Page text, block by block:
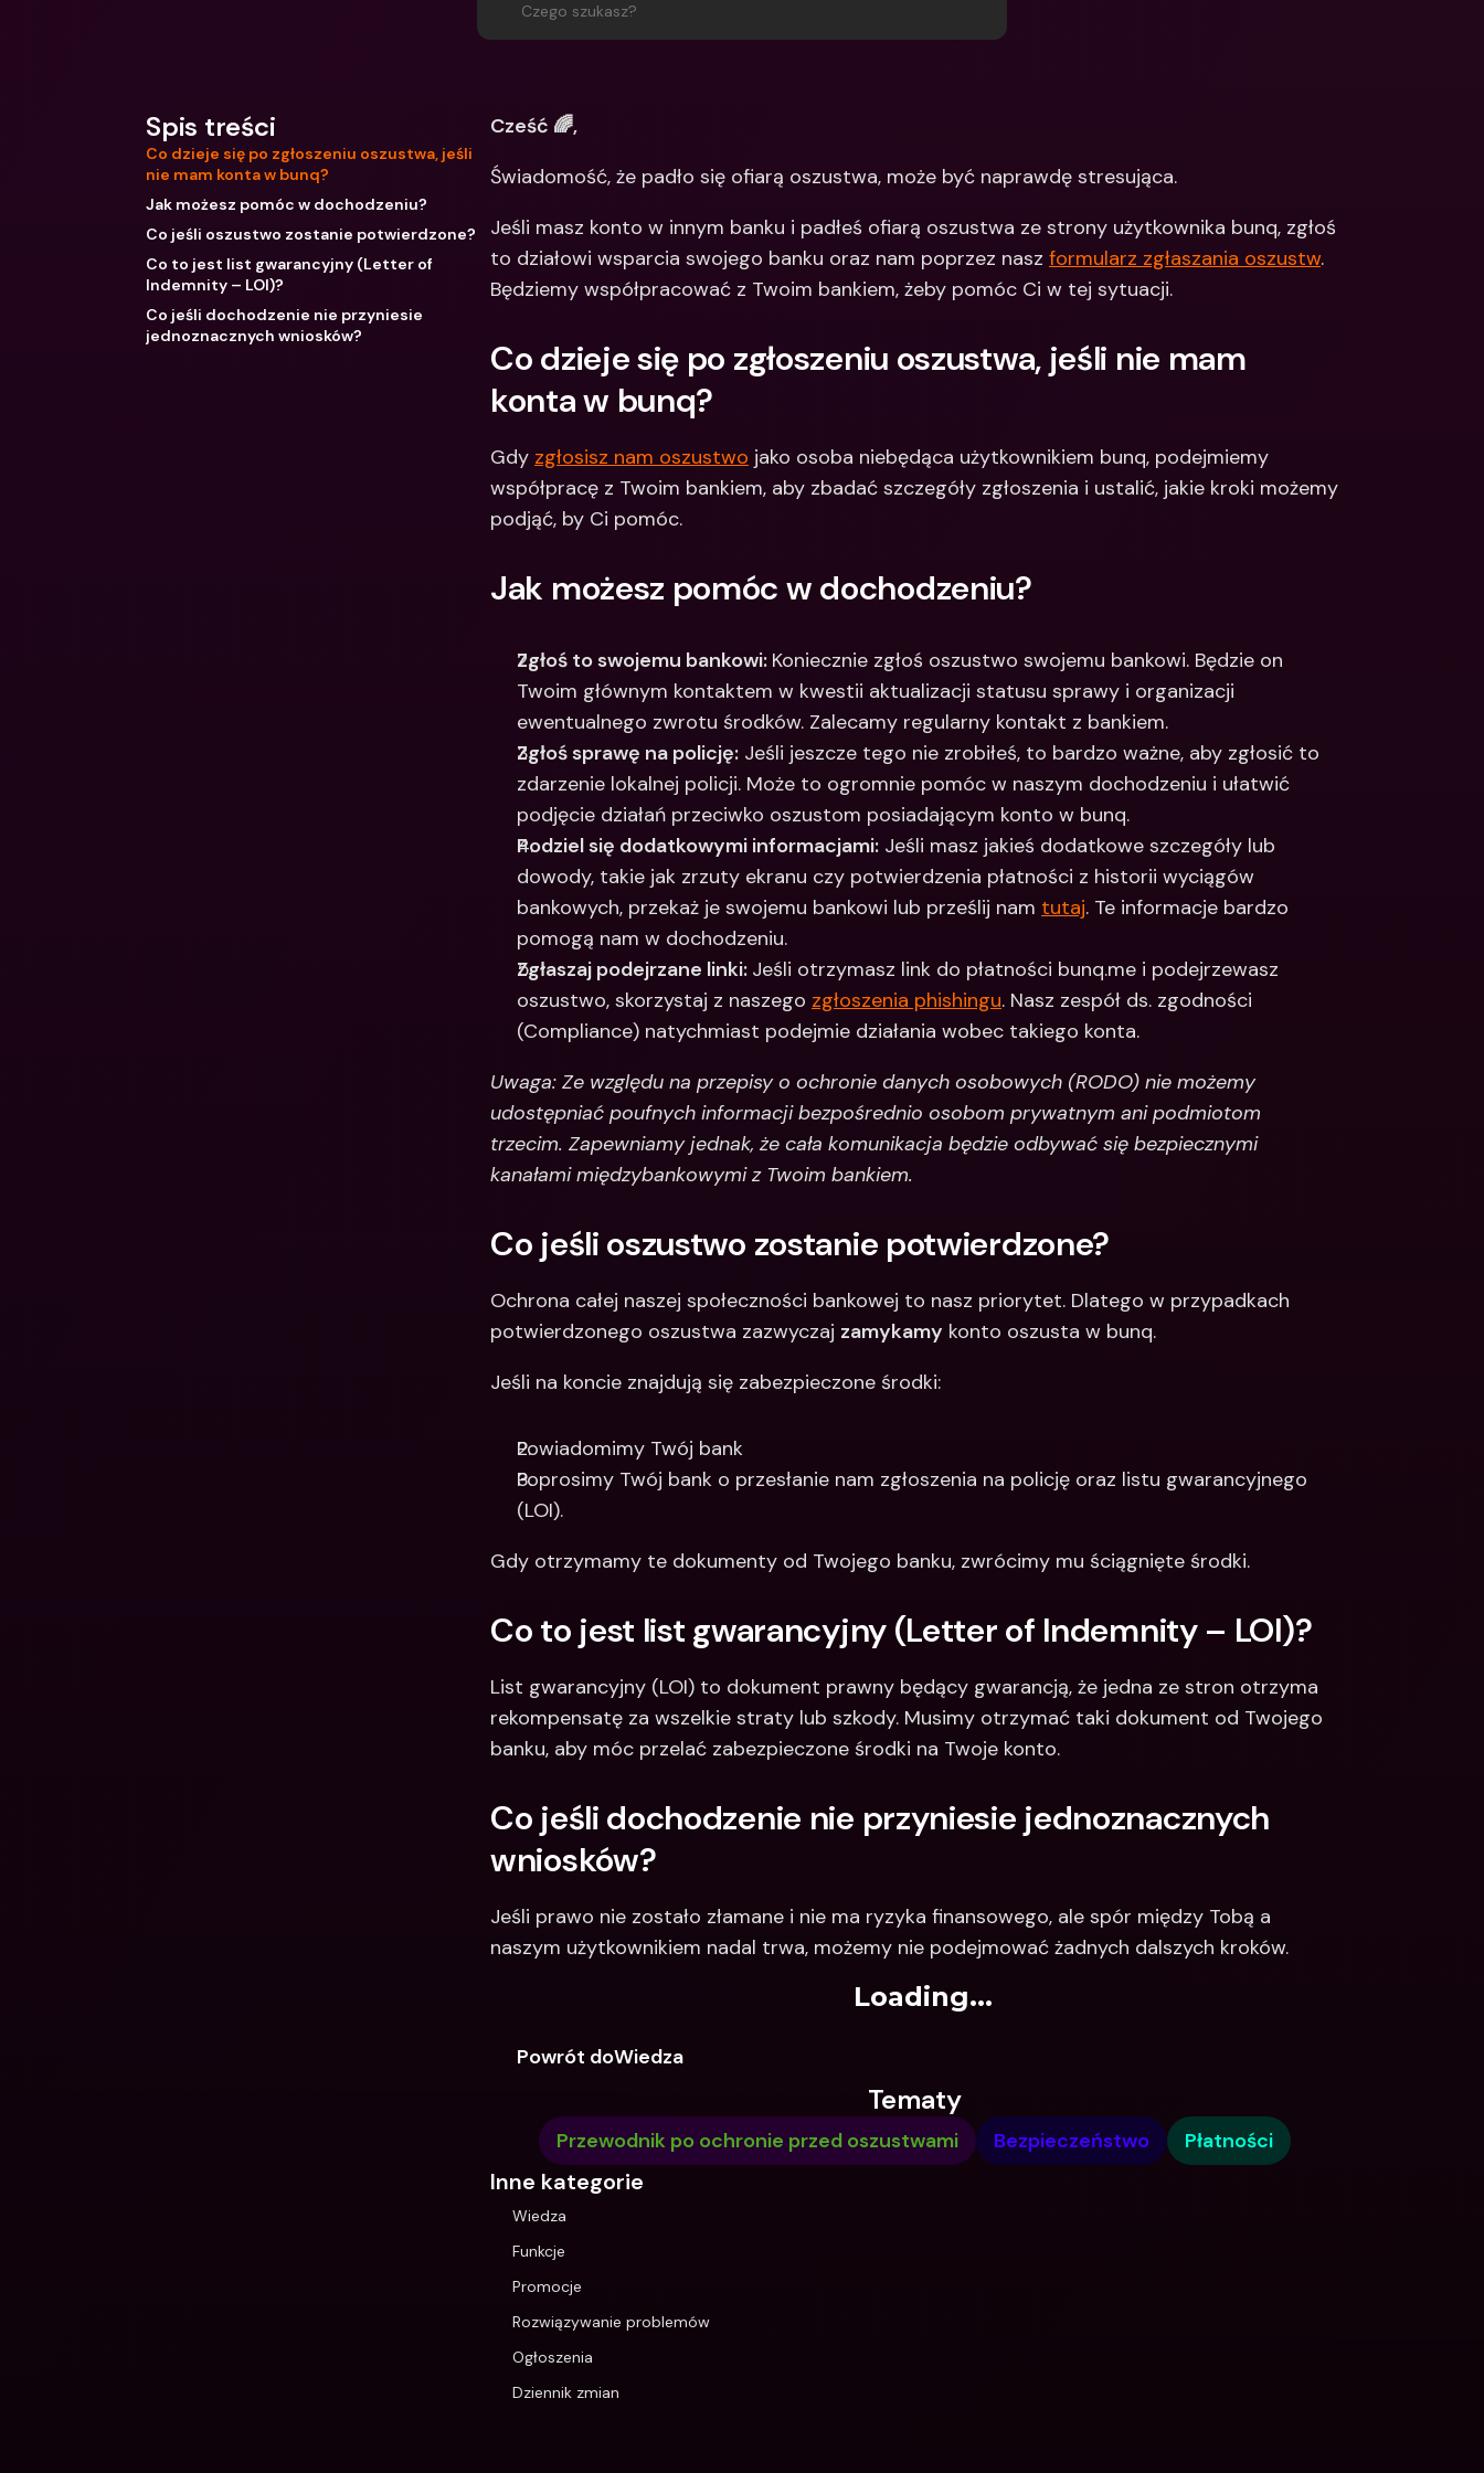
Międzynarodowe konta
Czego szukasz?
Spis treści
Co dzieje się po zgłoszeniu oszustwa, jeśli
nie mam konta w bunq?
Jak możesz pomóc w dochodzeniu?
Co jeśli oszustwo zostanie potwierdzone?
Co to jest list gwarancyjny (Letter of
Indemnity – LOI)?
Co jeśli dochodzenie nie przyniesie
jednoznacznych wniosków?
Cześć 🌈,
Świadomość, że padło się ofiarą oszustwa, może być naprawdę stresująca.
Jeśli masz konto w innym banku i padłeś ofiarą oszustwa ze strony użytkownika bunq, zgłoś
to działowi wsparcia swojego banku oraz nam poprzez nasz formularz zgłaszania oszustw.
Będziemy współpracować z Twoim bankiem, żeby pomóc Ci w tej sytuacji.
Co dzieje się po zgłoszeniu oszustwa, jeśli nie mam
konta w bunq?
Gdy zgłosisz nam oszustwo jako osoba niebędąca użytkownikiem bunq, podejmiemy
współpracę z Twoim bankiem, aby zbadać szczegóły zgłoszenia i ustalić, jakie kroki możemy
podjąć, by Ci pomóc.
Jak możesz pomóc w dochodzeniu?
Zgłoś to swojemu bankowi: Koniecznie zgłoś oszustwo swojemu bankowi. Będzie on
Twoim głównym kontaktem w kwestii aktualizacji statusu sprawy i organizacji
ewentualnego zwrotu środków. Zalecamy regularny kontakt z bankiem.
Zgłoś sprawę na policję: Jeśli jeszcze tego nie zrobiłeś, to bardzo ważne, aby zgłosić to
zdarzenie lokalnej policji. Może to ogromnie pomóc w naszym dochodzeniu i ułatwić
podjęcie działań przeciwko oszustom posiadającym konto w bunq.
Podziel się dodatkowymi informacjami: Jeśli masz jakieś dodatkowe szczegóły lub
dowody, takie jak zrzuty ekranu czy potwierdzenia płatności z historii wyciągów
bankowych, przekaż je swojemu bankowi lub prześlij nam tutaj. Te informacje bardzo
pomogą nam w dochodzeniu.
Zgłaszaj podejrzane linki: Jeśli otrzymasz link do płatności bunq.me i podejrzewasz
oszustwo, skorzystaj z naszego zgłoszenia phishingu. Nasz zespół ds. zgodności
(Compliance) natychmiast podejmie działania wobec takiego konta.
Uwaga: Ze względu na przepisy o ochronie danych osobowych (RODO) nie możemy
udostępniać poufnych informacji bezpośrednio osobom prywatnym ani podmiotom
trzecim. Zapewniamy jednak, że cała komunikacja będzie odbywać się bezpiecznymi
kanałami międzybankowymi z Twoim bankiem.
Co jeśli oszustwo zostanie potwierdzone?
Ochrona całej naszej społeczności bankowej to nasz priorytet. Dlatego w przypadkach
potwierdzonego oszustwa zazwyczaj zamykamy konto oszusta w bunq.
Jeśli na koncie znajdują się zabezpieczone środki:
Powiadomimy Twój bank
Poprosimy Twój bank o przesłanie nam zgłoszenia na policję oraz listu gwarancyjnego
(LOI).
Gdy otrzymamy te dokumenty od Twojego banku, zwrócimy mu ściągnięte środki.
Co to jest list gwarancyjny (Letter of Indemnity – LOI)?
List gwarancyjny (LOI) to dokument prawny będący gwarancją, że jedna ze stron otrzyma
rekompensatę za wszelkie straty lub szkody. Musimy otrzymać taki dokument od Twojego
banku, aby móc przelać zabezpieczone środki na Twoje konto.
Co jeśli dochodzenie nie przyniesie jednoznacznych
wniosków?
Jeśli prawo nie zostało złamane i nie ma ryzyka finansowego, ale spór między Tobą a
naszym użytkownikiem nadal trwa, możemy nie podejmować żadnych dalszych kroków.
Loading...
Powrót doWiedza
Tematy
Przewodnik po ochronie przed oszustwami Bezpieczeństwo Płatności
Inne kategorie
Wiedza
Funkcje
Promocje
Rozwiązywanie problemów
Ogłoszenia
Dziennik zmian